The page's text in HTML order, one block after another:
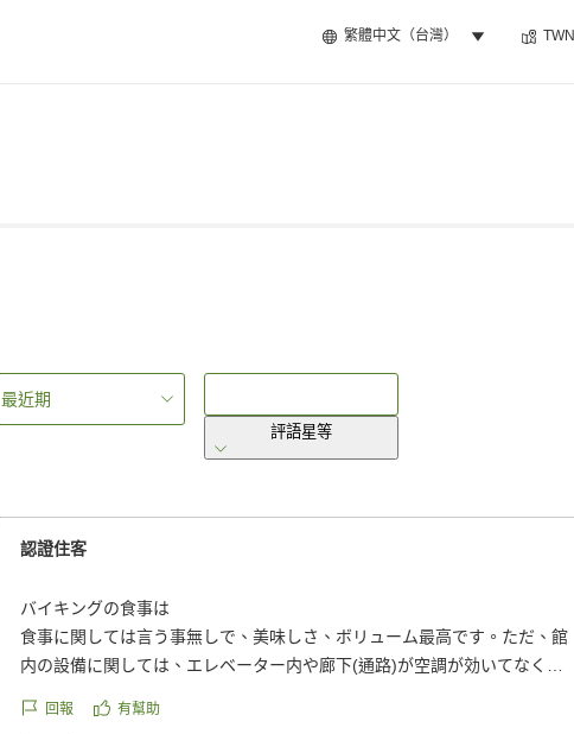
繁體中文（台灣） TWN
最近期
評語星等
認證住客
バイキングの食事は
食事に関しては言う事無しで、美味しさ、ボリューム最高です。ただ、館
内の設備に関しては、エレベーター内や廊下(通路)が空調が効いてなく、
クチコミの詳細はこちらから
回報 有幫助